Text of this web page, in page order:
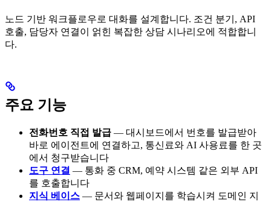
노드 기반 워크플로우로 대화를 설계합니다. 조건 분기, API
호출, 담당자 연결이 얽힌 복잡한 상담 시나리오에 적합합니
다.
주요 기능
전화번호 직접 발급 — 대시보드에서 번호를 발급받아
바로 에이전트에 연결하고, 통신료와 AI 사용료를 한 곳
에서 청구받습니다
도구 연결 — 통화 중 CRM, 예약 시스템 같은 외부 API
를 호출합니다
지식 베이스 — 문서와 웹페이지를 학습시켜 도메인 지